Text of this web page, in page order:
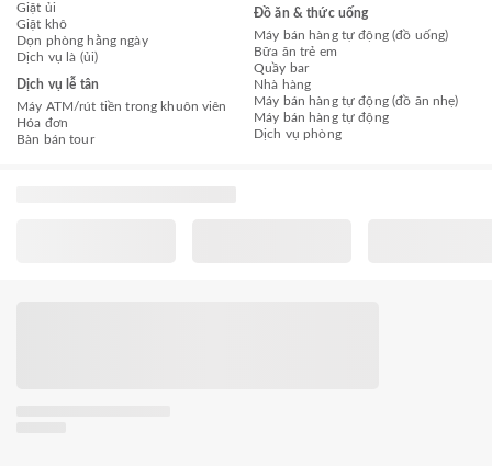
Giặt ủi
Giặt khô
Dọn phòng hằng ngày
Dịch vụ là (ủi)
Dịch vụ lễ tân
Máy ATM/rút tiền trong khuôn viên
Hóa đơn
Bàn bán tour
Đồ ăn & thức uống
Máy bán hàng tự động (đồ uống)
Bữa ăn trẻ em
Quầy bar
Nhà hàng
Máy bán hàng tự động (đồ ăn nhẹ)
Máy bán hàng tự động
Dịch vụ phòng